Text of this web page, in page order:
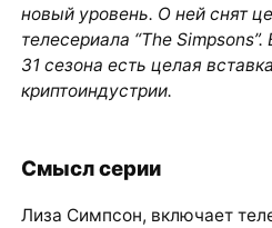
новый уровень. О ней снят
телесериала “The
31 сезона есть целая
криптоиндустрии.
Смысл серии
Лиза Симпсон, включает